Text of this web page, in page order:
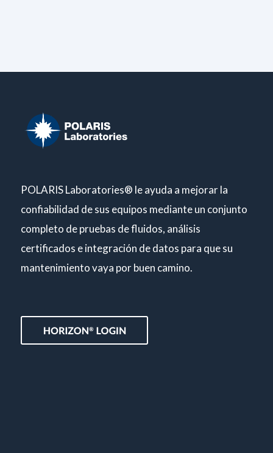
POLARIS Laboratories® le ayuda a mejorar la
confiabilidad de sus equipos mediante un conjunto
completo de pruebas de fluidos, análisis
certificados e integración de datos para que su
mantenimiento vaya por buen camino.